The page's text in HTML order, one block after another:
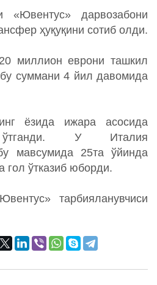
«Ювентус» дарвозабони
ҳуқуқини сотиб олди.
миллион еврони ташкил
суммани 4 йил давомида
ёзида ижара асосида
ўтганди. У Италия
мавсумида 25та ўйинда
гол ўтказиб юборди.
тарбияланувчиси